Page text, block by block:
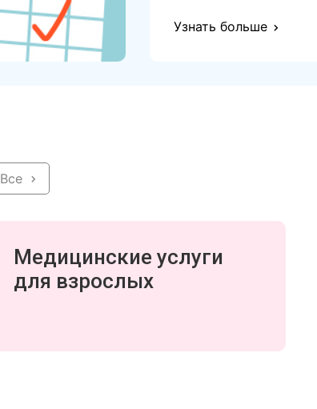
Узнать больше
Все
Медицинские услуги
для взрослых